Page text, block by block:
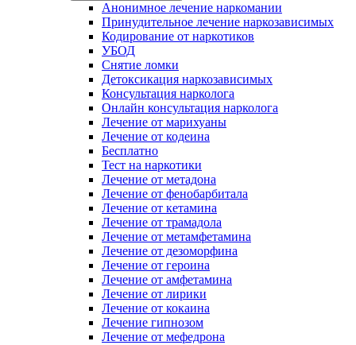
Анонимное лечение наркомании
Принудительное лечение наркозависимых
Кодирование от наркотиков
УБОД
Снятие ломки
Детоксикация наркозависимых
Консультация нарколога
Онлайн консультация нарколога
Лечение от марихуаны
Лечение от кодеина
Бесплатно
Тест на наркотики
Лечение от метадона
Лечение от фенобарбитала
Лечение от кетамина
Лечение от трамадола
Лечение от метамфетамина
Лечение от дезоморфина
Лечение от героина
Лечение от амфетамина
Лечение от лирики
Лечение от кокаина
Лечение гипнозом
Лечение от мефедрона